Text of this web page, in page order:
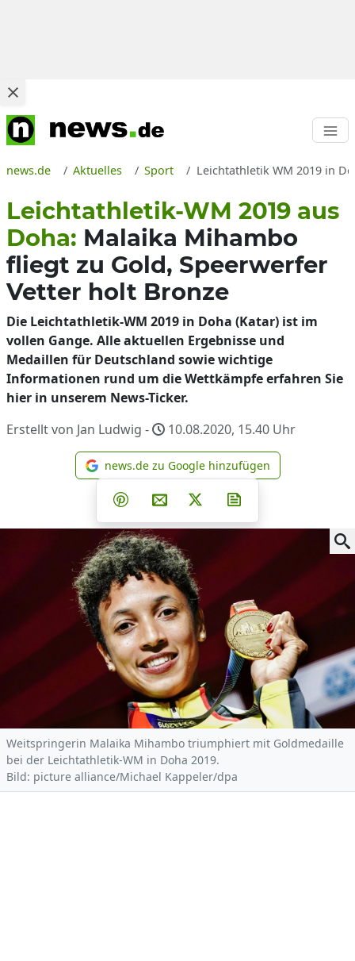
news.de Aktuelles Sport Leichtathletik WM 2019 in
Leichtathletik-WM 2019 aus
Doha: Malaika Mihambo
fliegt zu Gold, Speerwerfer
Vetter holt Bronze
Die Leichtathletik-WM 2019 in Doha (Katar) ist im
vollen Gange. Alle aktuellen Ergebnisse und
Medaillen für Deutschland sowie wichtige
Informationen rund um die Wettkämpfe erfahren Sie
hier in unserem News-Ticker.
Erstellt von Jan Ludwig -
10.08.2020, 15.40 Uhr
news.de zu Google
news.de zu Google hinzufügen
Teilen auf Facebook
Teilen auf Whatsapp
Teilen auf Telegram
Teilen auf Pinterest
Per E-Mail teilen
Post auf X
Weitspringerin Malaika Mihambo triumphiert mit Goldmedaille
bei der Leichtathletik-WM in Doha 2019.
Bild: picture alliance/Michael Kappeler/dpa